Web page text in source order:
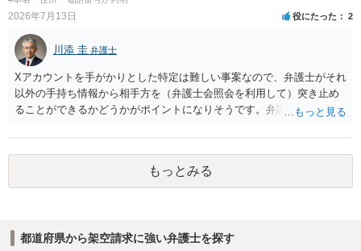
2026年7月13日 役にたった 2
川添 圭 弁護士
Xアカウントを手がかりとした特定は難しい事案なので、弁護士がそれ
以外の手持ち情報から相手方を（弁護士会照会を利用して）突き止め
ることができるかどうかがポイントになりそうです。弁護士による調
せることになるでしょう。見通しについては、実際の資料等を弁護士
に検討してもらう必要があると思います。弁護士費用は自由化されて
いますので個別に確認いただく必要がありますが、そもそも回収でき
るかどうかが問題になり得る事案であり、被害額の規模からみると、
もっとみる
都道府県から架空請求に強い弁護士を探す